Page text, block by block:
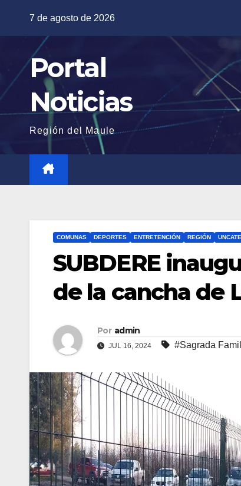
contenido
7 de agosto de 2026
Portal
Noticias
Región del Maule
COMUNAS DEPORTES ENTRETENCIÓN REGIÓN
SUBDERE
de la cancha de
Por admin
JUL 16, 2024 #Sagrada